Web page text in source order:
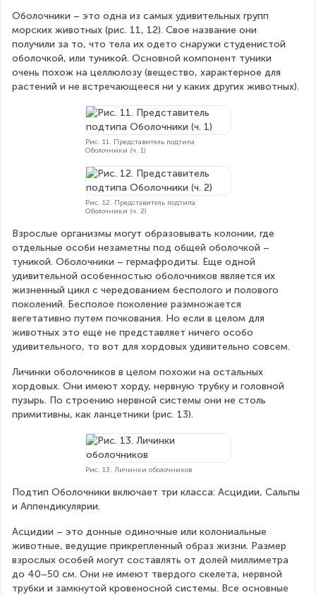
Оболочники – это одна из самых удивительных групп
морских животных (рис. 11, 12). Свое название они
получили за то, что тела их одето снаружи студенистой
оболочкой, или туникой. Основной компонент туники
очень похож на целлюлозу (вещество, характерное для
растений и не встречающееся ни у каких других животных).
Рис. 11. Представитель подтипа
Оболочники (ч. 1)
Рис. 12. Представитель подтипа
Оболочники (ч. 2)
Взрослые организмы могут образовывать колонии, где
отдельные особи незаметны под общей оболочкой –
туникой. Оболочники – гермафродиты. Еще одной
удивительной особенностью оболочников является их
жизненный цикл с чередованием бесполого и полового
поколений. Бесполое поколение размножается
вегетативно путем почкования. Но если в целом для
животных это еще не представляет ничего особо
удивительного, то вот для хордовых удивительно совсем.
Личинки оболочников в целом похожи на остальных
хордовых. Они имеют хорду, нервную трубку и головной
пузырь. По строению нервной системы они не столь
примитивны, как ланцетники (рис. 13).
Рис. 13. Личинки оболочников
Подтип Оболочники включает три класса: Асцидии, Сальпы
и Аппендикулярии.
Асцидии – это донные одиночные или колониальные
животные, ведущие прикрепленный образ жизни. Размер
взрослых особей могут составлять от долей миллиметра
до 40–50 см. Они не имеют твердого скелета, нервной
трубки и замкнутой кровеносной системы. Все основные